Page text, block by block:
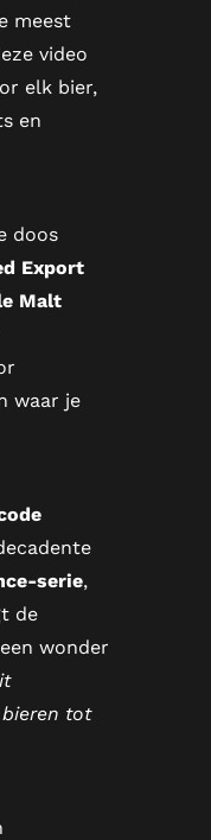
meest
video
elk bier,
en
doos
Export
Malt
waar je
serie,
de
wonder
tot